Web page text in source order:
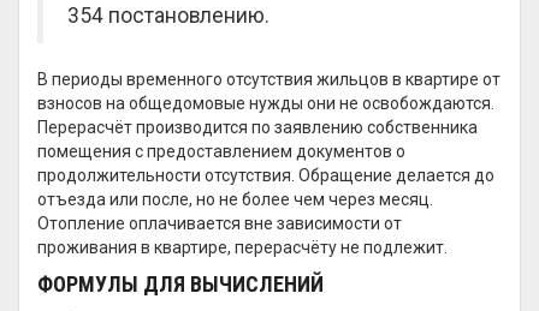
354 постановлению.
В периоды временного отсутствия жильцов в квартире от
взносов на общедомовые нужды они не освобождаются.
Перерасчёт производится по заявлению собственника
помещения с предоставлением документов о
продолжительности отсутствия. Обращение делается до
отъезда или после, но не более чем через месяц.
Отопление оплачивается вне зависимости от
проживания в квартире, перерасчёту не подлежит.
ФОРМУЛЫ ДЛЯ ВЫЧИСЛЕНИЙ